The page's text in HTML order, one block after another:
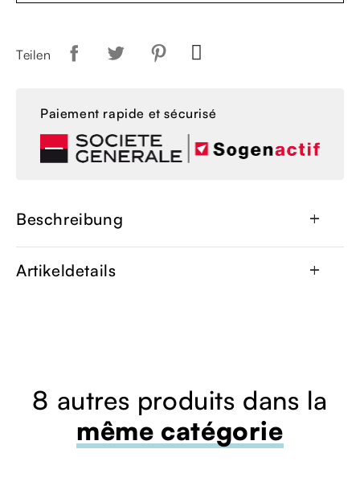
Teilen
Paiement rapide et sécurisé
Beschreibung add
Artikeldetails add
8 autres produits dans la
même catégorie